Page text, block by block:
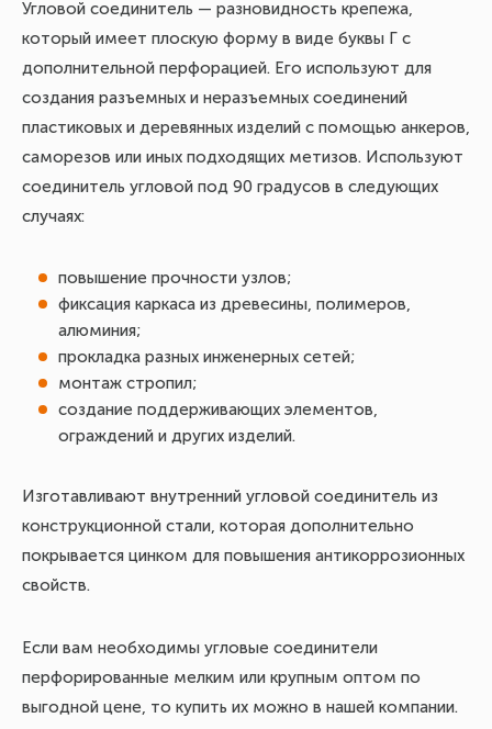
Угловой соединитель — разновидность крепежа,
который имеет плоскую форму в виде буквы Г с
дополнительной перфорацией. Его используют для
создания разъемных и неразъемных соединений
пластиковых и деревянных изделий с помощью анкеров,
саморезов или иных подходящих метизов. Используют
соединитель угловой под 90 градусов в следующих
случаях:
повышение прочности узлов;
фиксация каркаса из древесины, полимеров,
алюминия;
прокладка разных инженерных сетей;
монтаж стропил;
создание поддерживающих элементов,
ограждений и других изделий.
Изготавливают внутренний угловой соединитель из
конструкционной стали, которая дополнительно
покрывается цинком для повышения антикоррозионных
свойств.
Если вам необходимы угловые соединители
перфорированные мелким или крупным оптом по
выгодной цене, то купить их можно в нашей компании.